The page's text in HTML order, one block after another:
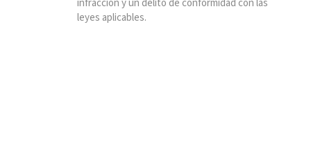
infracción y un delito de conformidad con las
leyes aplicables.